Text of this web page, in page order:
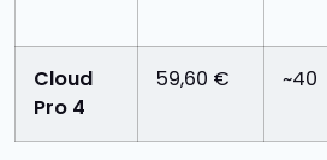
Cloud
Pro 4
59,60 € ~40